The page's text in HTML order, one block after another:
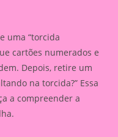
uma “torcida
cartões numerados e
Depois, retire um
na torcida?” Essa
a compreender a